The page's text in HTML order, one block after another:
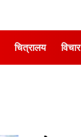
चित्रालय विचार